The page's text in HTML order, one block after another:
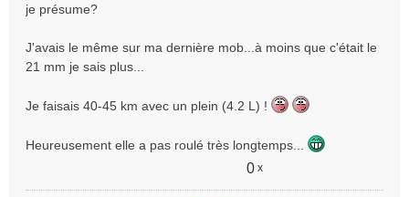
u
je présume?
J'avais le même sur ma dernière mob...à moins que c'était le
21 mm je sais plus...
Je faisais 40-45 km avec un plein (4.2 L) !
Heureusement elle a pas roulé très longtemps...
0 x